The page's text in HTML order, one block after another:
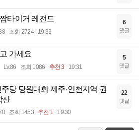
타이거 레전드
조회 2724 19:33
6
댓글
가세요
Lv.86 조회 1086 추천 3 19:31
5
댓글
당 당원대회 제주·인천지역 권
산
조회 1453 추천 1 19:30
22
댓글